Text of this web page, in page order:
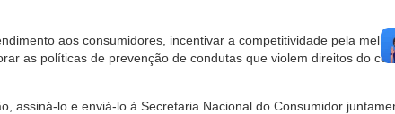
aos consumidores, incentivar a competitividade pela
as políticas de prevenção de condutas que violem direitos do
assiná-lo e enviá-lo à Secretaria Nacional do Consumidor